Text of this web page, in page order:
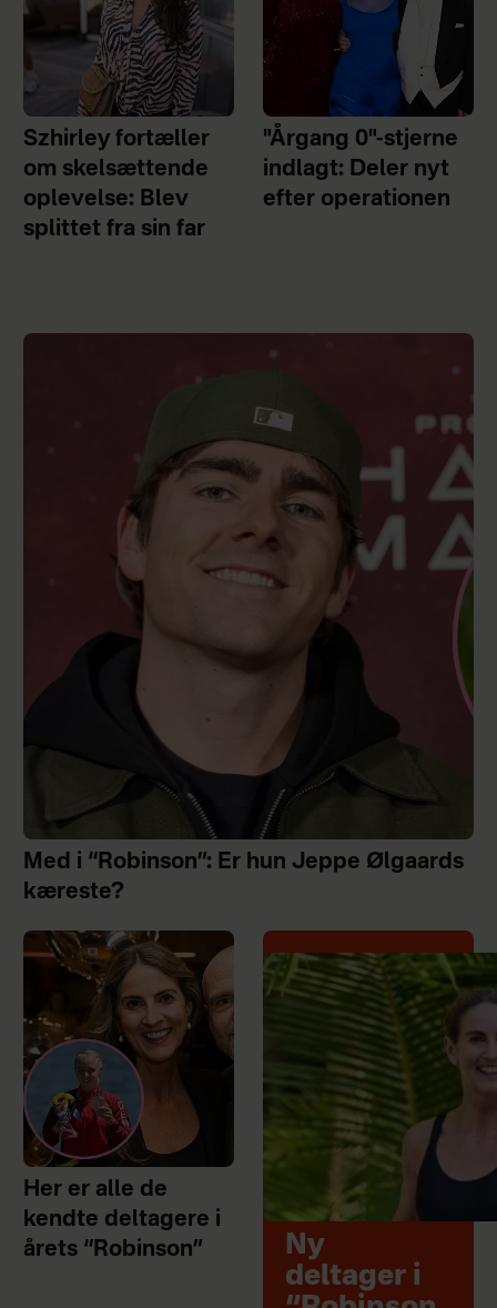
Szhirley fortæller
om skelsættende
oplevelse: Blev
splittet fra sin far
"Årgang 0"-stjerne
indlagt: Deler nyt
efter operationen
Med i “Robinson”: Er hun Jeppe Ølgaards
kæreste?
Her er alle de
kendte deltagere i
årets “Robinson”
Ny
deltager i